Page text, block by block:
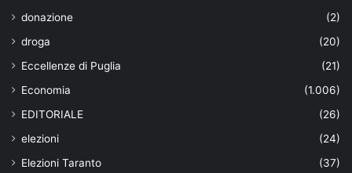
donazione
(2)
droga
(20)
Eccellenze di Puglia
(21)
Economia
(1.006)
EDITORIALE
(26)
elezioni
(24)
Elezioni Taranto
(37)